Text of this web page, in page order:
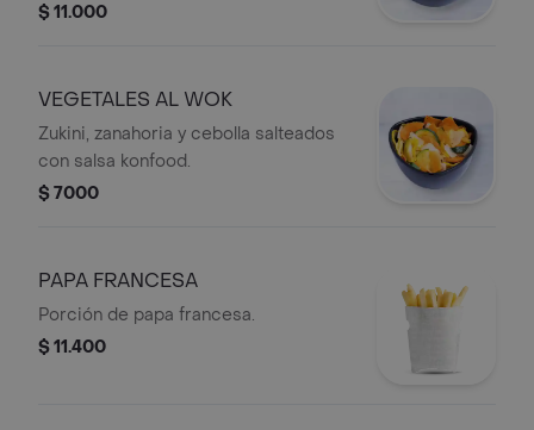
$ 11.000
VEGETALES AL WOK
Zukini, zanahoria y cebolla salteados
con salsa konfood.
$ 7000
PAPA FRANCESA
Porción de papa francesa.
$ 11.400